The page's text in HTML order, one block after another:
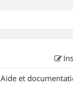
Aide et